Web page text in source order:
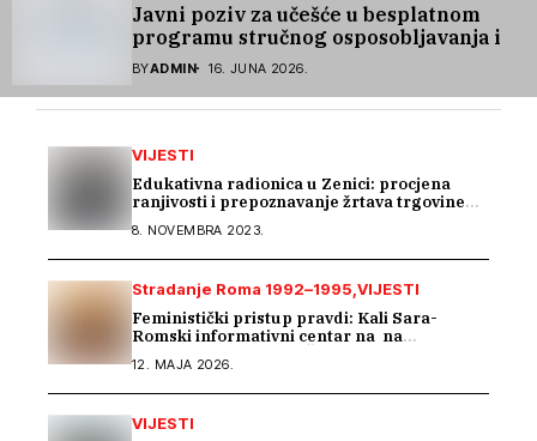
Javni poziv za učešće u besplatnom
programu stručnog osposobljavanja i
podrške pri zapošljavanju
BYADMIN 16. JUNA 2026.
VIJESTI
Edukativna radionica u Zenici: procjena
ranjivosti i prepoznavanje žrtava trgovine
8. NOVEMBRA 2023.
Stradanje Roma 1992–1995 VIJESTI
Feministički pristup pravdi: Kali Sara-
Romski informativni centar na na
12. MAJA 2026.
VIJESTI